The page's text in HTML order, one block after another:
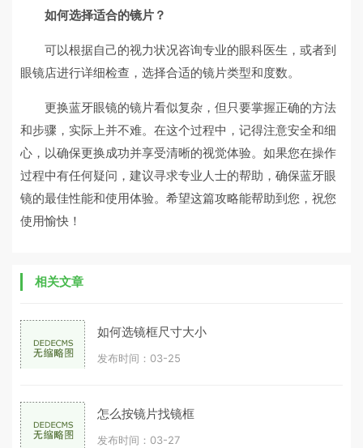
如何选择适合的镜片？
可以根据自己的视力状况咨询专业的眼科医生，或者到
眼镜店进行详细检查，选择合适的镜片类型和度数。
更换蓝牙眼镜的镜片看似复杂，但只要掌握正确的方法
和步骤，实际上并不难。在这个过程中，记得注意安全和细
心，以确保更换成功并享受清晰的视觉体验。如果您在操作
过程中有任何疑问，建议寻求专业人士的帮助，确保蓝牙眼
镜的最佳性能和使用体验。希望这篇攻略能帮助到您，祝您
使用愉快！
相关文章
如何选镜框尺寸大小
发布时间：03-25
怎么按镜片找镜框
发布时间：03-27